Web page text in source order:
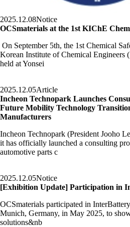
2025.12.08Notice
OCSmaterials at the 1st KIChE
On September 5th, the 1st Chemical
Korean Institute of Chemical Engineers
held at Yonsei
2025.12.05Article
Incheon Technopark Launches
Future Mobility Technology
Manufacturers
Incheon Technopark (President Jooho
it has officially launched a consulting
automotive parts c
2025.12.05Notice
[Exhibition Update] Participation in
OCSmaterials participated in
Munich, Germany, in May 2025, to
solutions&nb